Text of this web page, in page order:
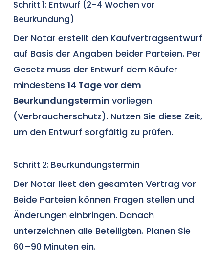
Schritt 1: Entwurf (2–4 Wochen vor
Beurkundung)
Der Notar erstellt den Kaufvertragsentwurf
auf Basis der Angaben beider Parteien. Per
Gesetz muss der Entwurf dem Käufer
mindestens 14 Tage vor dem
Beurkundungstermin vorliegen
(Verbraucherschutz). Nutzen Sie diese Zeit,
um den Entwurf sorgfältig zu prüfen.
Schritt 2: Beurkundungstermin
Der Notar liest den gesamten Vertrag vor.
Beide Parteien können Fragen stellen und
Änderungen einbringen. Danach
unterzeichnen alle Beteiligten. Planen Sie
60–90 Minuten ein.